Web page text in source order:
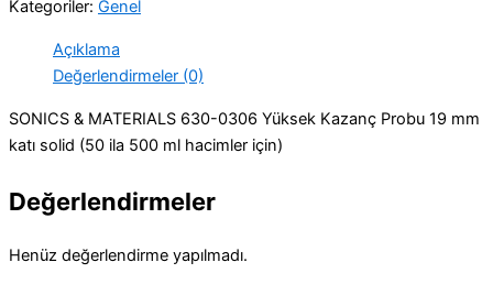
Kategoriler: Genel
Açıklama
Değerlendirmeler (0)
SONICS & MATERIALS 630-0306 Yüksek Kazanç Probu 19 mm
katı solid (50 ila 500 ml hacimler için)
Değerlendirmeler
Henüz değerlendirme yapılmadı.